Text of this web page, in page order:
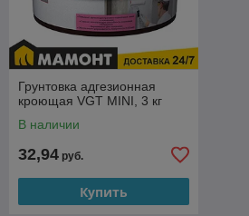
Грунтовка адгезионная
кроющая VGT MINI, 3 кг
В наличии
32,94 руб.
Купить